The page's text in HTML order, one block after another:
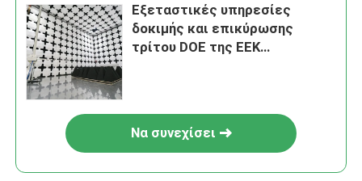
Εξεταστικές υπηρεσίες
δοκιμής και επικύρωσης
τρίτου DOE της ΕΕΚ
Να συνεχίσει